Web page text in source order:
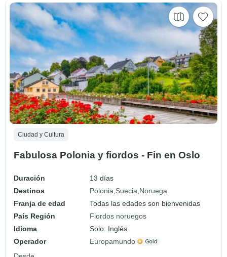
Ciudad y Cultura
Fabulosa Polonia y fiordos - Fin en Oslo
Duración
13 días
Destinos
Polonia Suecia Noruega
Franja de edad
Todas las edades son bienvenidas
País Región
Fiordos noruegos
Idioma
Solo: Inglés
Operador
Europamundo